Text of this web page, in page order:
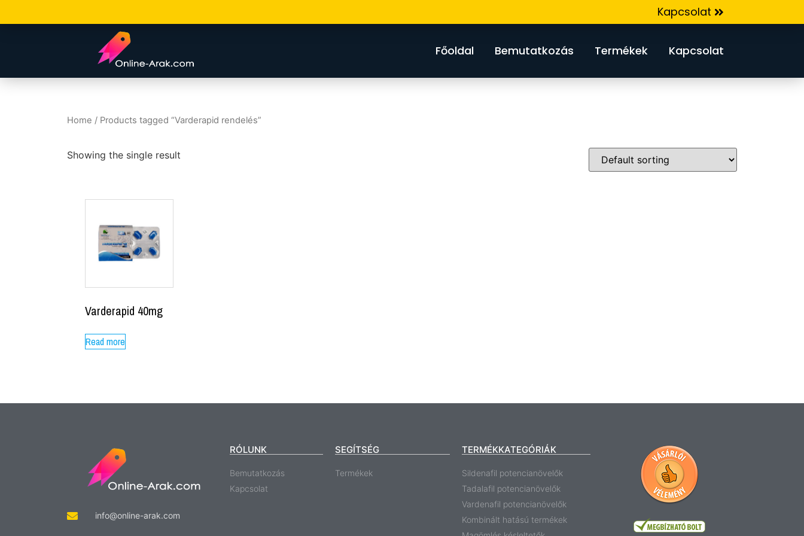
Kapcsolat
Főoldal Bemutatkozás Termékek Kapcsolat
Home / Products tagged “Varderapid rendelés”
Showing the single result
Varderapid 40mg
Read more
info@online-arak.com
RÓLUNK
Bemutatkozás
Kapcsolat
SEGÍTSÉG
Termékek
TERMÉKKATEGÓRIÁK
Sildenafil potencianövelők
Tadalafil potencianövelők
Vardenafil potencianövelők
Kombinált hatású termékek